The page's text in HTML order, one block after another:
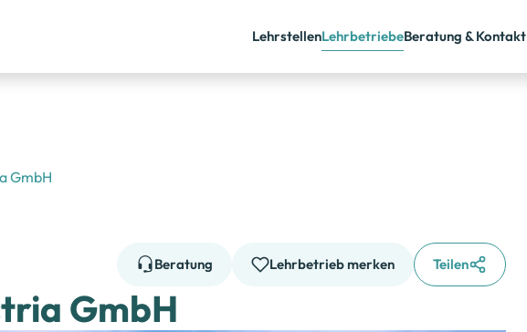
LehrstellenLehrbetriebeBeratung & Kontakt
GmbH
Beratung Lehrbetrieb merken Teilen
GmbH